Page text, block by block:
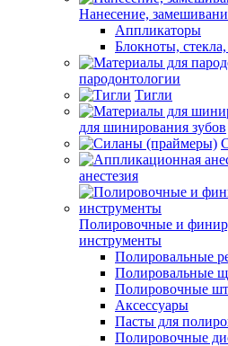
Нанесение,
Аппликаторы
Блокноты,
пародонтологии
Тигли
для шинирования зубов
анестезия
Полировочные и
инструменты
Полировальные
Полировальные
Полировочные
Аксессуары
Пасты для
Полировочные